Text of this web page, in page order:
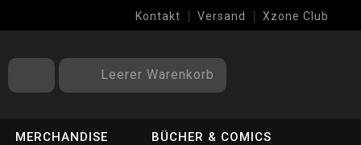
Kontakt Versand Xzone Club
Leerer Warenkorb
MERCHANDISE BÜCHER & COMICS